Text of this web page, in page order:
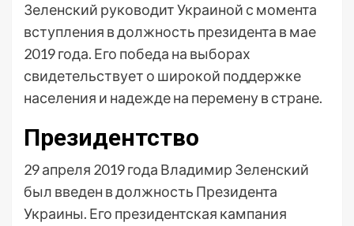
Зеленский руководит Украиной с момента
вступления в должность президента в мае
2019 года. Его победа на выборах
свидетельствует о широкой поддержке
населения и надежде на перемену в стране.
Президентство
29 апреля 2019 года Владимир Зеленский
был введен в должность Президента
Украины. Его президентская кампания